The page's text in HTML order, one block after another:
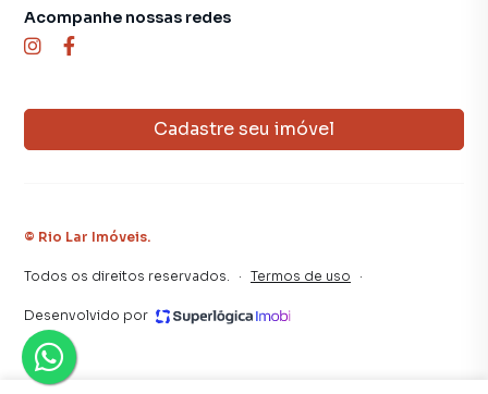
Cadastre seu imóvel
Acompanhe nossas redes
© Rio Lar Imóveis.
Todos os direitos reservados. · Termos de uso ·
Desenvolvido por